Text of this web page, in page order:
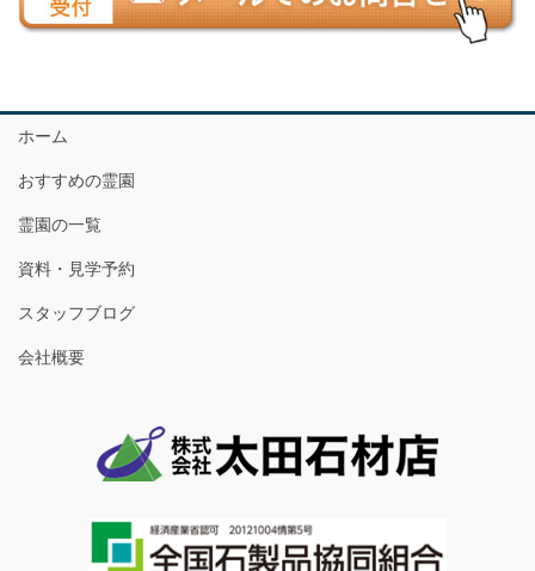
ホーム
おすすめの霊園
霊園の一覧
資料・見学予約
スタッフブログ
会社概要